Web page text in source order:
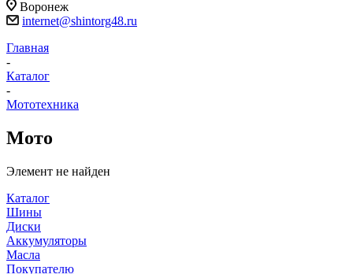
Воронеж
internet@shintorg48.ru
Главная
-
Каталог
-
Мототехника
Мото
Элемент не найден
Каталог
Шины
Диски
Аккумуляторы
Масла
Покупателю